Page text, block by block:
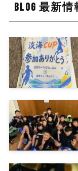
BLOG 最新情